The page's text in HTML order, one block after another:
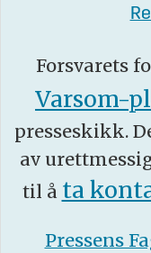
Forsvarets
Varsom-
presseskikk.
av
til å ta
Pressens